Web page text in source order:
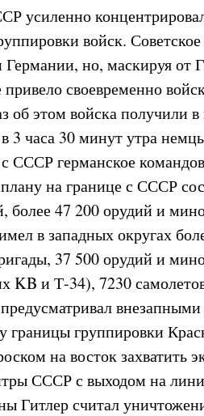
усиленно
войск.
но, маскируя от
привело своевременно
об этом войска получили
3 часа 30 минут утра
германское
на границе с СССР
более 47 200 орудий и
в западных округах
37 500 орудий и
KB и Т-34), 7230
границы группировки
на восток захватить
СССР с выходом на
Гитлер считал